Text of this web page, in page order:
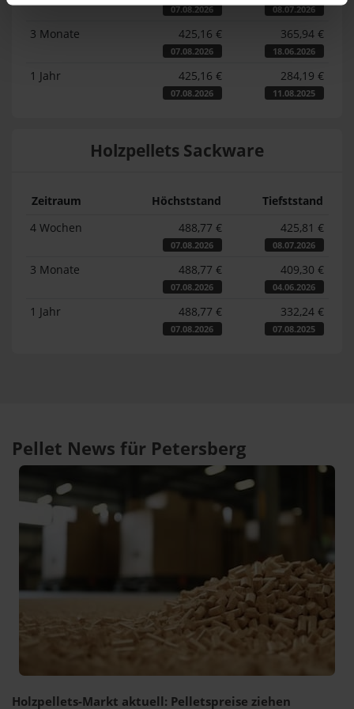
07.08.2026 08.07.2026
3 Monate 425,16 €
07.08.2026
365,94 €
18.06.2026
1 Jahr 425,16 €
07.08.2026
284,19 €
11.08.2025
Holzpellets Sackware
Zeitraum Höchststand
Tiefststand
4 Wochen
488,77 €
07.08.2026
425,81 €
08.07.2026
3 Monate 488,77 €
07.08.2026
409,30 €
04.06.2026
1 Jahr 488,77 €
07.08.2026
332,24 €
07.08.2025
Pellet News für Petersberg
Holzpellets-Markt aktuell: Pelletspreise ziehen